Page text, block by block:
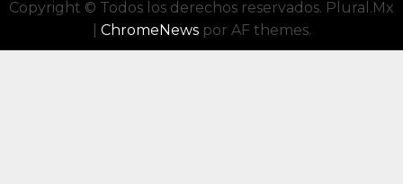
Copyright © Todos los derechos reservados. Plural.Mx
ChromeNewspor AF themes.